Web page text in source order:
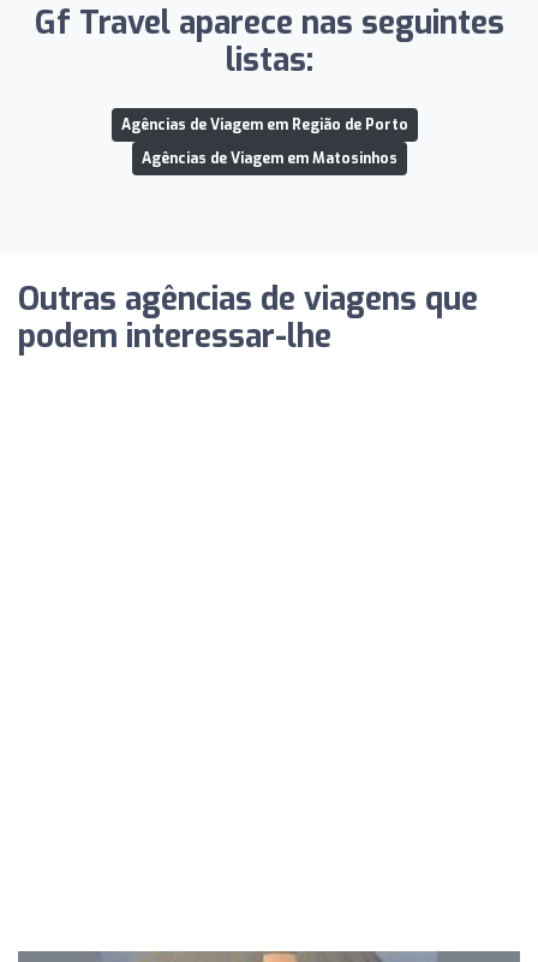
Gf Travel aparece nas seguintes
listas:
Agências de Viagem em Região de Porto
Agências de Viagem em Matosinhos
Outras agências de viagens que
podem interessar-lhe